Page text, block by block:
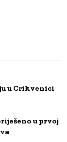
u Crikvenici
u prvoj